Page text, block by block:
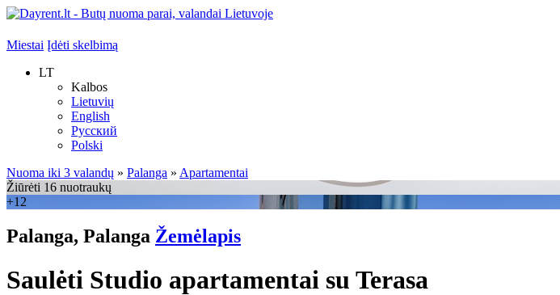
Miestai Įdėti skelbimą
LT
Kalbos
Lietuvių
English
Русский
Polski
Nuoma iki 3 valandų » Palanga » Apartamentai
Žiūrėti 16 nuotraukų
+12
Palanga, Palanga Žemėlapis
Saulėti Studio apartamentai su Terasa